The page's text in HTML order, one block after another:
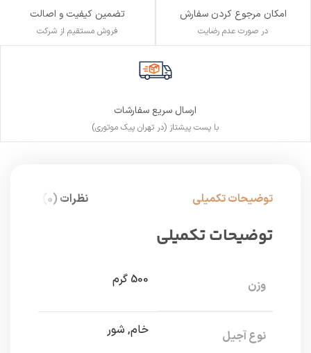
امکان مرجوع کردن سفارش
در صورت عدم رضایت
تضمین کیفیت و اصالت
فروش مستقیم از شرکت
ارسال سریع سفارشات
با پست پیشتاز (در تهران پیک موتوری)
توضیحات تکمیلی نظرات (0)
توضیحات تکمیلی
وزن 500 گرم
نوع آجیل خام, شور